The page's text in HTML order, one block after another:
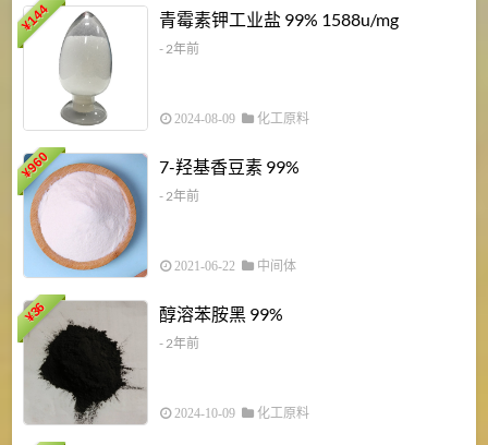
¥
144 青霉素钾工业盐 99% 1588u/mg
- 2年前
2024-08-09 化工原料
¥
960 7-羟基香豆素 99%
- 2年前
2021-06-22 中间体
¥
36 醇溶苯胺黑 99%
- 2年前
2024-10-09 化工原料